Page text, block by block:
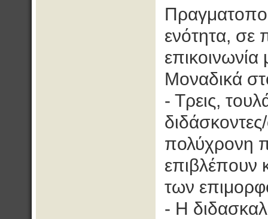
ενότητα, σε
Μοναδικά
- Τρεις,
πολύχρονη
επιβλέπουν
των
- Η